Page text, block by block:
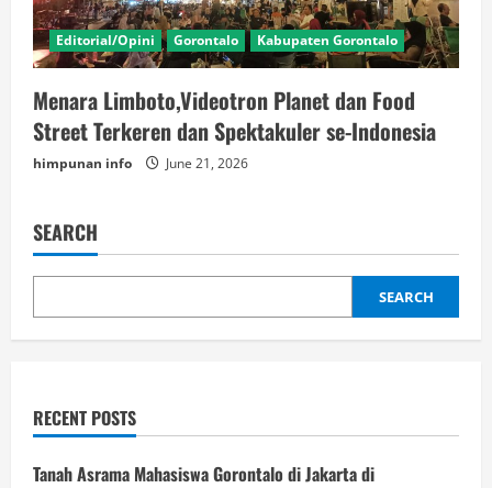
Editorial/Opini Gorontalo Kabupaten Gorontalo
Menara Limboto,Videotron Planet dan Food
Street Terkeren dan Spektakuler se-Indonesia
himpunan info June 21, 2026
SEARCH
SEARCH
RECENT POSTS
Tanah Asrama Mahasiswa Gorontalo di Jakarta di